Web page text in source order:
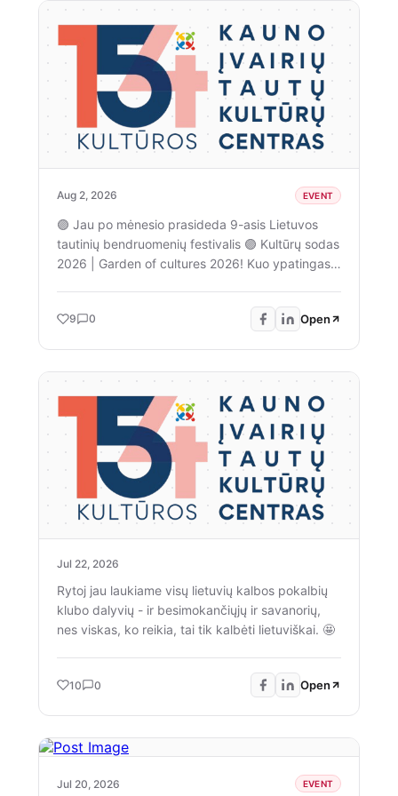
Aug 2, 2026 EVENT
🟣 Jau po mėnesio prasideda 9-asis Lietuvos
tautinių bendruomenių festivalis 🟣 Kultūrų sodas
2026 | Garden of cultures 2026! Kuo ypatingas
paveldą. Tradiciškai festivalio metu laukia
šventiškiausias renginys vyks tradiciškai Istorinė
LR Prezidentūra Kaune / Historical Presidential
Palace Kaunas sodelyje, kur atvykusius džiugins
kultūrinės ir meninės edukacijos, koncertinė
programa scenoje ir įvairūs kulinarinio paveldo
kąsneliai. 😋 Laikome kumščius, kad rugsėjis
būtų šiltai saulėtas ir susitinkame netrukus.
https://www.facebook.com/events/1024318953893852
9 0 Open
Jul 22, 2026
Rytoj jau laukiame visų lietuvių kalbos pokalbių
klubo dalyvių - ir besimokančiųjų ir savanorių,
nes viskas, ko reikia, tai tik kalbėti lietuviškai. 🤩
10 0 Open
Jul 20, 2026 EVENT